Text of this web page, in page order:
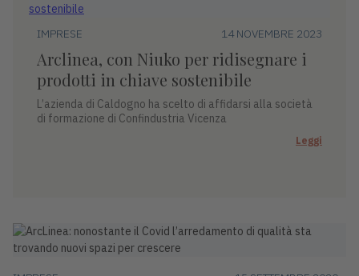
IMPRESE 14 NOVEMBRE 2023
Arclinea, con Niuko per ridisegnare i
prodotti in chiave sostenibile
L’azienda di Caldogno ha scelto di affidarsi alla società
di formazione di Confindustria Vicenza
Leggi